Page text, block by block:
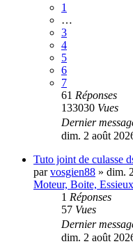
1
…
3
4
5
6
7
61 Réponses
133030 Vues
Dernier
dim. 2 août
Tuto joint de culasse
parvosgien88 » dim.
Moteur, Boite, Essieux
1 Réponses
57 Vues
Dernier
dim. 2 août